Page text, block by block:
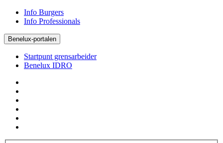
Info Burgers
Info Professionals
Benelux-portalen
Startpunt grensarbeider
Benelux IDRO